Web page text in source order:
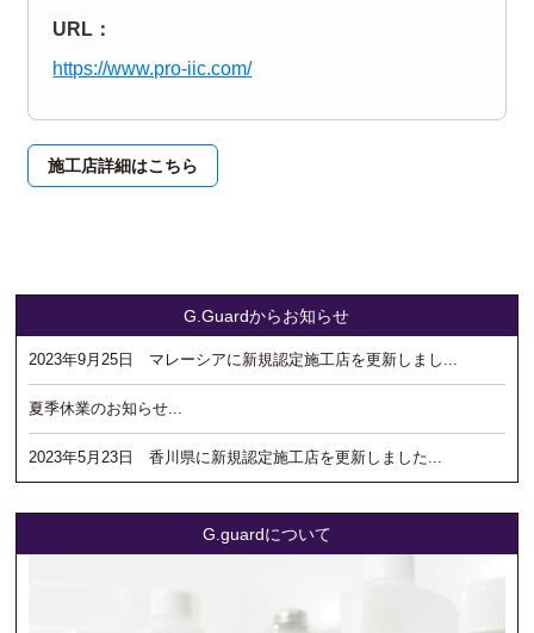
URL：
https://www.pro-iic.com/
施工店詳細はこちら
G.Guardからお知らせ
2023年9月25日 マレーシアに新規認定施工店を更新しまし...
夏季休業のお知らせ...
2023年5月23日 香川県に新規認定施工店を更新しました...
G.guardについて